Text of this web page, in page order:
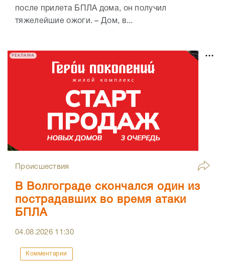
после прилета БПЛА дома, он получил
тяжелейшие ожоги. – Дом, в...
РЕКЛАМА
Происшествия
В Волгограде скончался один из
пострадавших во время атаки
БПЛА
04.08.2026 11:30
Комментарии